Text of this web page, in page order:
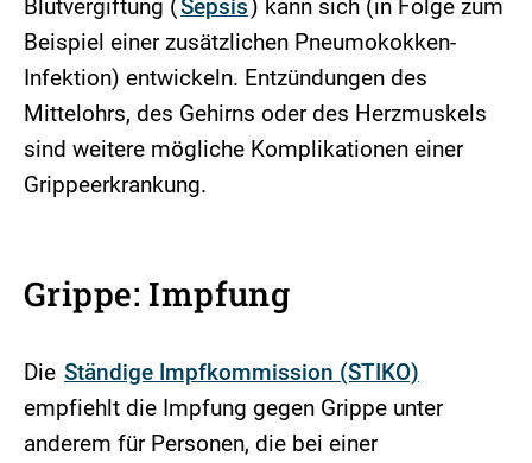
Blutvergiftung (Sepsis ) kann sich (in Folge zum
Beispiel einer zusätzlichen Pneumokokken-
Infektion) entwickeln. Entzündungen des
Mittelohrs, des Gehirns oder des Herzmuskels
sind weitere mögliche Komplikationen einer
Grippeerkrankung.
Grippe: Impfung
Die Ständige Impfkommission (STIKO)
empfiehlt die Impfung gegen Grippe unter
anderem für Personen, die bei einer